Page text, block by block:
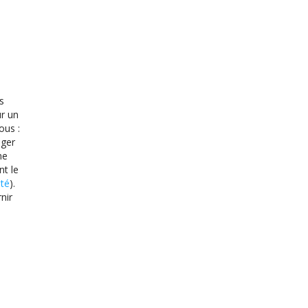
un
:
le
).